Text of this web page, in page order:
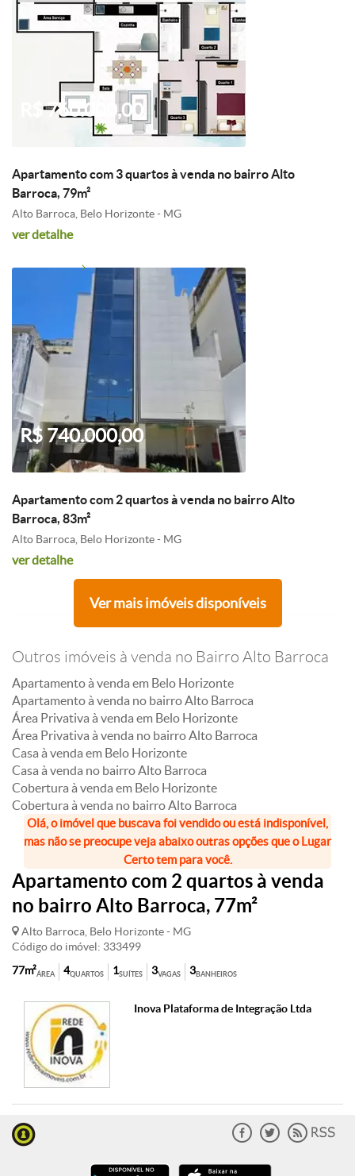
R$ 760.000,00
Apartamento com 3 quartos à venda no bairro Alto
Barroca, 79m²
Alto Barroca, Belo Horizonte - MG
ver detalhe
R$ 740.000,00
Apartamento com 2 quartos à venda no bairro Alto
Barroca, 83m²
Alto Barroca, Belo Horizonte - MG
ver detalhe
Ver mais imóveis disponíveis
Outros imóveis à venda no Bairro Alto Barroca
Apartamento à venda em Belo Horizonte
Apartamento à venda no bairro Alto Barroca
Área Privativa à venda em Belo Horizonte
Área Privativa à venda no bairro Alto Barroca
Casa à venda em Belo Horizonte
Casa à venda no bairro Alto Barroca
Cobertura à venda em Belo Horizonte
Cobertura à venda no bairro Alto Barroca
Olá, o imóvel que buscava foi vendido ou está indisponível,
mas não se preocupe veja abaixo outras opções que o Lugar
Certo tem para você.
Apartamento com 2 quartos à venda
no bairro Alto Barroca, 77m²
Alto Barroca, Belo Horizonte - MG
Código do imóvel: 333499
ÁREA
77m² QUARTOS
4 SUÍTES
1 VAGAS
3 BANHEIROS
3
Inova Plataforma de Integração Ltda